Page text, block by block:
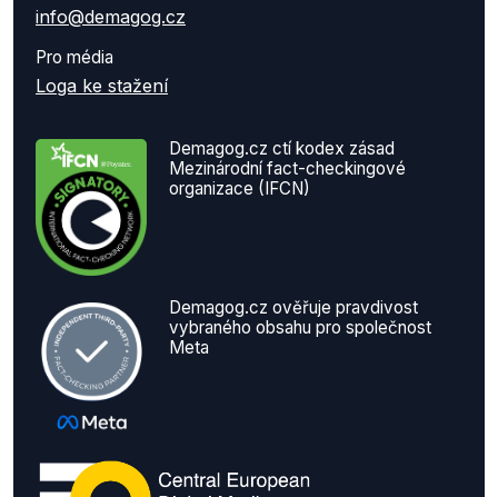
info@demagog.cz
Pro média
Loga ke stažení
Demagog.cz ctí kodex zásad
Mezinárodní fact-checkingové
organizace (IFCN)
Demagog.cz ověřuje pravdivost
vybraného obsahu pro společnost
Meta